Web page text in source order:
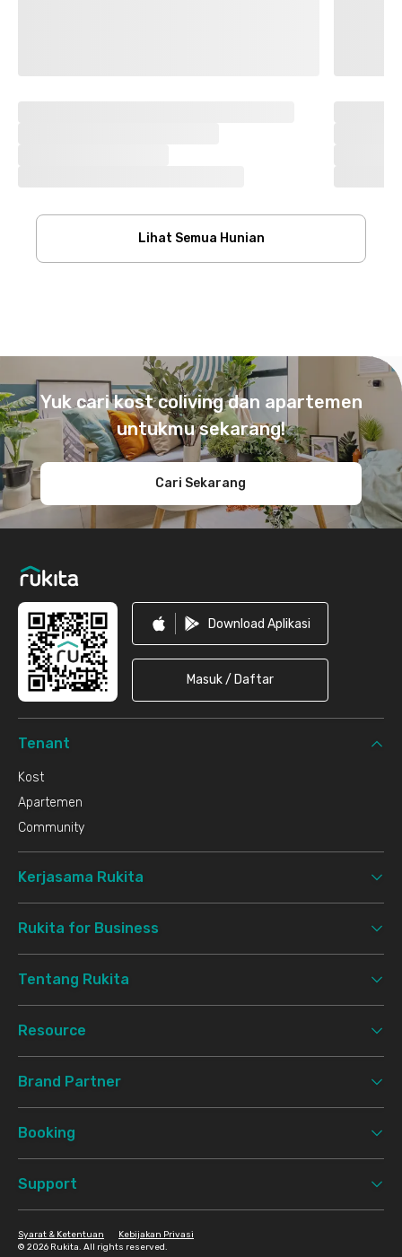
Lihat Semua Hunian
Yuk cari kost coliving dan apartemen
untukmu sekarang!
Cari Sekarang
Download Aplikasi
Masuk / Daftar
Tenant
Kost
Apartemen
Community
Kerjasama Rukita
Rukita for Business
Tentang Rukita
Resource
Brand Partner
Booking
Support
© 2026 Rukita. All rights reserved.
Syarat & Ketentuan Kebijakan Privasi